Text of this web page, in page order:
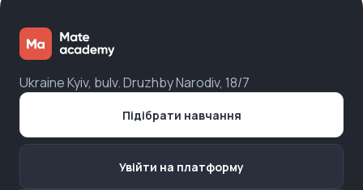
Ukraine Kyiv, bulv. Druzhby Narodiv, 18/7
Підібрати навчання
Увійти на платформу